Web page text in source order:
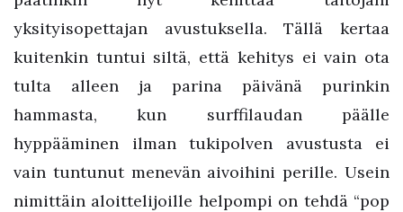
yksityisopettajan avustuksella. Tällä kertaa
kuitenkin tuntui siltä, että kehitys ei vain ota
tulta alleen ja parina päivänä purinkin
hammasta, kun surffilaudan päälle
hyppääminen ilman tukipolven avustusta ei
vain tuntunut menevän aivoihini perille. Usein
nimittäin aloittelijoille helpompi on tehdä “pop